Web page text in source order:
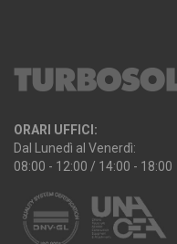
ORARI UFFICI:
Dal Lunedì al Venerdì:
08:00 - 12:00 / 14:00 - 18:00